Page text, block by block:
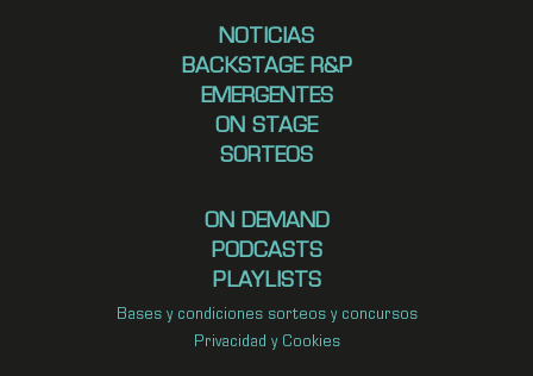
NOTICIAS
BACKSTAGE R&P
EMERGENTES
ON STAGE
SORTEOS
ON DEMAND
PODCASTS
PLAYLISTS
Bases y condiciones sorteos y concursos
Privacidad y Cookies